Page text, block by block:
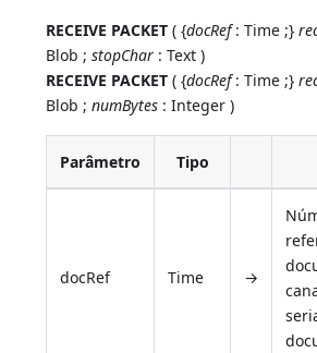
RECEIVE PACKET ( {docRef: Time ;}
Blob ;stopChar : Text )
RECEIVE PACKET ( {docRef: Time ;}
Blob ;numBytes : Integer )
Parâmetro Tipo
docRef Time →